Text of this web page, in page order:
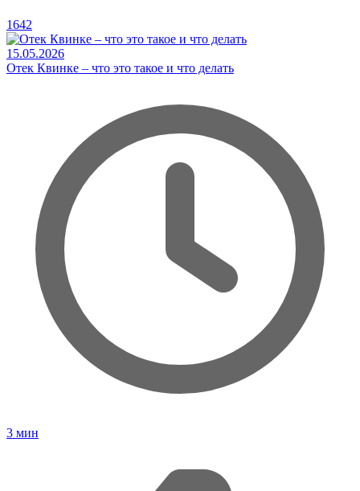
1642
15.05.2026
Отек Квинке – что это такое и что делать
3 мин